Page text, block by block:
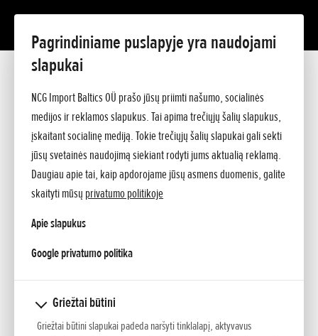
Pagrindiniame puslapyje yra naudojami
slapukai
NCG Import Baltics OÜ prašo jūsų priimti našumo, socialinės
medijos ir reklamos slapukus. Tai apima trečiųjų šalių slapukus,
įskaitant socialinę mediją. Tokie trečiųjų šalių slapukai gali sekti
jūsų svetainės naudojimą siekiant rodyti jums aktualią reklamą.
Daugiau apie tai, kaip apdorojame jūsų asmens duomenis, galite
skaityti mūsų privatumo politikoje
Apie slapukus
Google privatumo politikaopens in a new tab
Griežtai būtini
Griežtai būtini slapukai padeda naršyti tinklalapį, aktyvavus
Pridėta 22.05.2025
„Honda“ pasiekė 500 milijonų
pagamintų motociklų ribą